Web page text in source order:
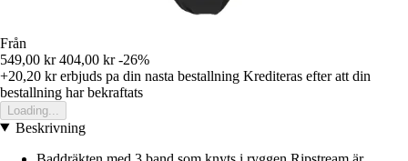
Från
549,00 kr 404,00 kr -26%
+20,20 krerbjuds pa din nasta bestallning Krediteras efter att din
bestallning har bekraftats
Loading...
Beskrivning